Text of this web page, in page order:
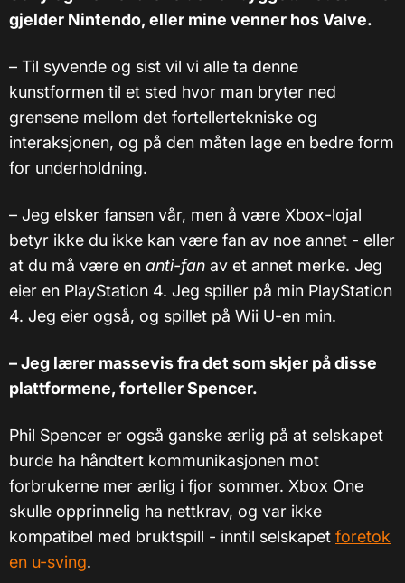
gjelder Nintendo, eller mine venner hos Valve.
– Til syvende og sist vil vi alle ta denne
kunstformen til et sted hvor man bryter ned
grensene mellom det fortellertekniske og
interaksjonen, og på den måten lage en bedre form
for underholdning.
– Jeg elsker fansen vår, men å være Xbox-lojal
betyr ikke du ikke kan være fan av noe annet - eller
at du må være en anti-fan av et annet merke. Jeg
eier en PlayStation 4. Jeg spiller på min PlayStation
4. Jeg eier også, og spillet på Wii U-en min.
– Jeg lærer massevis fra det som skjer på disse
plattformene, forteller Spencer.
Phil Spencer er også ganske ærlig på at selskapet
burde ha håndtert kommunikasjonen mot
forbrukerne mer ærlig i fjor sommer. Xbox One
skulle opprinnelig ha nettkrav, og var ikke
kompatibel med bruktspill - inntil selskapet foretok
en u-sving.